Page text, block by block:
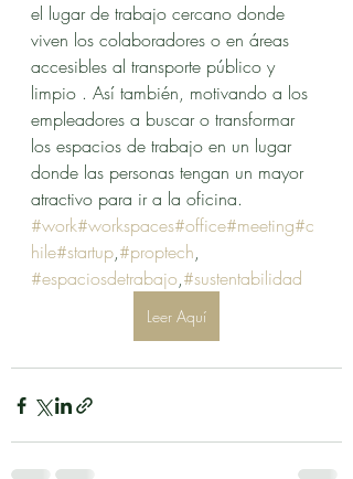
el lugar de trabajo cercano donde
viven los colaboradores o en áreas
accesibles al transporte público y
limpio . Así también, motivando a los
empleadores a buscar o transformar
los espacios de trabajo en un lugar
donde las personas tengan un mayor
atractivo para ir a la oficina.
#work#workspaces#office#meeting#c
hile#startup,#proptech,
#espaciosdetrabajo,#sustentabilidad
Leer Aquí